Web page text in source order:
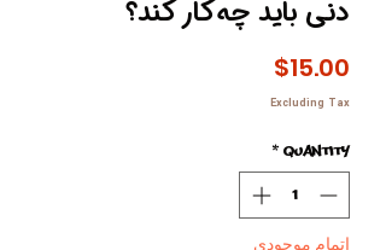
دنی باید چه‌کار کند؟
$15.00
Excluding Tax
Quantity
*
اتمام موجودی